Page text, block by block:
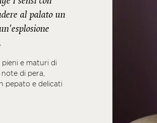
al palato un
pieni e maturi di
di pera,
pepato e delicati